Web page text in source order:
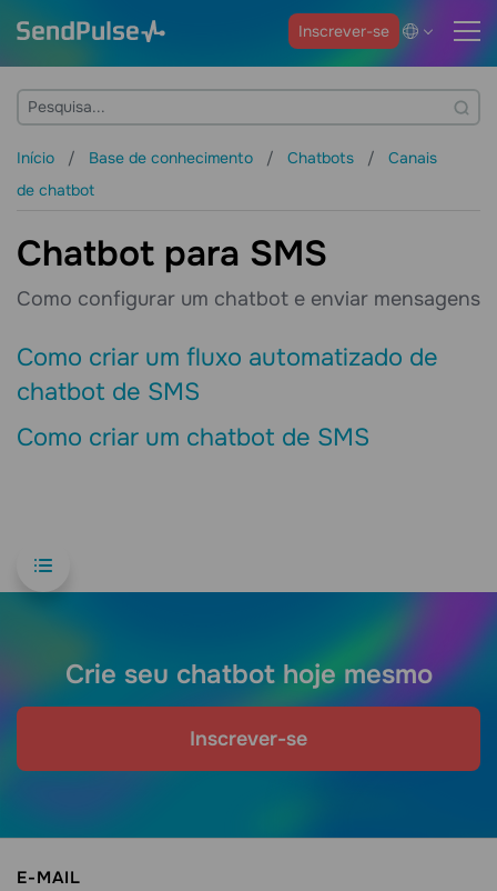
Inscrever-se
Início Base de conhecimento Chatbots
Canais
de chatbot
Chatbot para SMS
Como configurar um chatbot e enviar mensagens
Como criar um fluxo automatizado de
chatbot de SMS
Como criar um chatbot de SMS
Crie seu chatbot hoje mesmo
Inscrever-se
E-MAIL